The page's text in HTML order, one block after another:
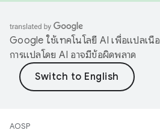
Google ใช้เทคโนโลยี AI เพื่อแปลเ
การแปลโดย AI อาจมีข้อผิดพลาด
AOSP